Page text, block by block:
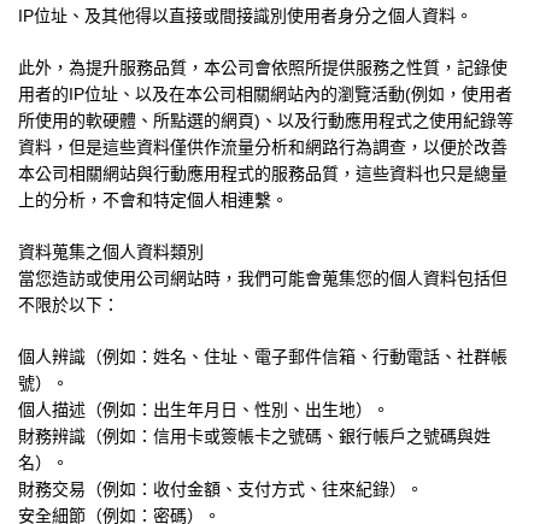
IP位址、及其他得以直接或間接識別使用者身分之個人資料。
此外，為提升服務品質，本公司會依照所提供服務之性質，記錄使
用者的IP位址、以及在本公司相關網站內的瀏覽活動(例如，使用者
所使用的軟硬體、所點選的網頁) 、以及行動應用程式之使用紀錄等
資料，但是這些資料僅供作流量分析和網路行為調查，以便於改善
本公司相關網站與行動應用程式的服務品質，這些資料也只是總量
上的分析，不會和特定個人相連繫。
資料蒐集之個人資料類別
當您造訪或使用公司網站時，我們可能會蒐集您的個人資料包括但
不限於以下：
個人辨識（例如：姓名、住址、電子郵件信箱、行動電話、社群帳
號）。
個人描述（例如：出生年月日、性別、出生地）。
財務辨識（例如：信用卡或簽帳卡之號碼、銀行帳戶之號碼與姓
名）。
財務交易（例如：收付金額、支付方式、往來紀錄）。
安全細節（例如：密碼）。